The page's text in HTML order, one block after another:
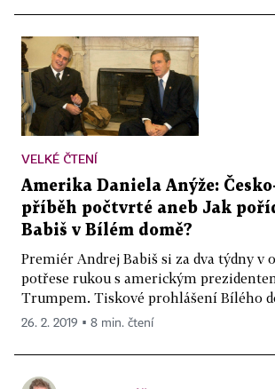
VELKÉ ČTENÍ
Amerika Daniela Anýže:
příběh počtvrté aneb Jak
Babiš v Bílém domě?
Premiér Andrej Babiš si za dva týdny v
potřese rukou s americkým
Trumpem. Tiskové prohlášení Bílého
26. 2. 2019 ▪ 8 min. čtení